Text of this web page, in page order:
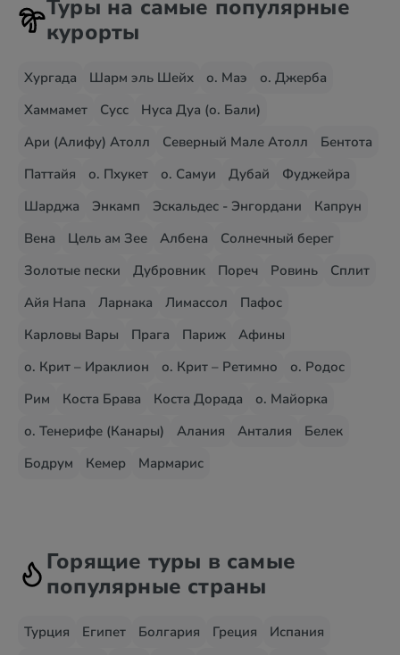
Туры на самые популярные
курорты
Хургада Шарм эль Шейх о. Маэ
о. Джерба
Хаммамет
Сусс
Нуса Дуа (о. Бали)
Ари (Алифу) Атолл
Северный Мале Атолл
Бентота
Паттайя
о. Пхукет о. Самуи Дубай
Фуджейра
Шарджа
Энкамп Эскальдес - Энгордани
Капрун
Вена
Цель ам Зее Албена
Солнечный берег
Золотые пески
Дубровник Пореч Ровинь
Сплит
Айя Напа
Ларнака Лимассол
Пафос
Карловы Вары
Прага Париж
Афины
о. Крит – Ираклион
о. Крит – Ретимно
о. Родос
Рим
Коста Брава Коста Дорада
о. Майорка
о. Тенерифе (Канары)
Алания Анталия
Белек
Бодрум
Кемер Мармарис
Горящие туры в самые
популярные страны
Турция Египет Болгария Греция
Испания